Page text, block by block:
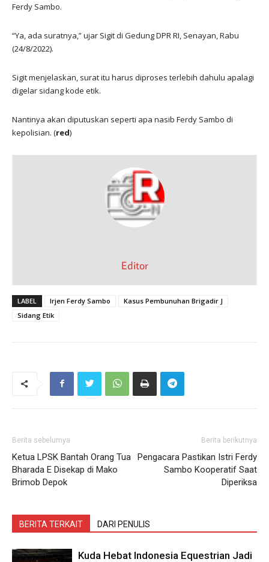
Ferdy Sambo.
“Ya, ada suratnya,” ujar Sigit di Gedung DPR RI, Senayan, Rabu
(24/8/2022).
Sigit menjelaskan, surat itu harus diproses terlebih dahulu apalagi
digelar sidang kode etik.
Nantinya akan diputuskan seperti apa nasib Ferdy Sambo di
kepolisian. (red)
Editor
LABEL Irjen Ferdy Sambo
Kasus Pembunuhan Brigadir J
Sidang Etik
Berita sebelumya
Ketua LPSK Bantah Orang Tua
Bharada E Disekap di Mako
Brimob Depok
Berita berikutnya
Pengacara Pastikan Istri Ferdy
Sambo Kooperatif Saat
Diperiksa
BERITA TERKAIT DARI PENULIS
Kuda Hebat Indonesia Equestrian Jadi